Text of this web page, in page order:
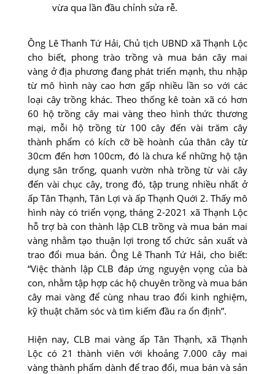
vừa qua lần đầu chỉnh sửa rễ.
Ông Lê Thanh Tứ Hải, Chủ tịch UBND xã Thạnh Lộc
cho biết, phong trào trồng và mua bán cây mai
vàng ở địa phương đang phát triển mạnh, thu nhập
từ mô hình này cao hơn gấp nhiều lần so với các
loại cây trồng khác. Theo thống kê toàn xã có hơn
60 hộ trồng cây mai vàng theo hình thức thương
mại, mỗi hộ trồng từ 100 cây đến vài trăm cây
thành phẩm có kích cỡ bề hoành của thân cây từ
30cm đến hơn 100cm, đó là chưa kể những hộ tận
dụng sân trống, quanh vườn nhà trồng từ vài cây
đến vài chục cây, trong đó, tập trung nhiều nhất ở
ấp Tân Thạnh, Tân Lợi và ấp Thạnh Quới 2. Thấy mô
hình này có triển vọng, tháng 2-2021 xã Thạnh Lộc
hỗ trợ bà con thành lập CLB trồng và mua bán mai
vàng nhằm tạo thuận lợi trong tổ chức sản xuất và
trao đổi mua bán. Ông Lê Thanh Tứ Hải, cho biết:
“Việc thành lập CLB đáp ứng nguyện vọng của bà
con, nhằm tập hợp các hộ chuyên trồng và mua bán
cây mai vàng để cùng nhau trao đổi kinh nghiệm,
kỹ thuật chăm sóc và tìm kiếm đầu ra ổn định”.
Hiện nay, CLB mai vàng ấp Tân Thạnh, xã Thạnh
Lộc có 21 thành viên với khoảng 7.000 cây mai
vàng thành phẩm dành để trao đổi, mua bán và sản